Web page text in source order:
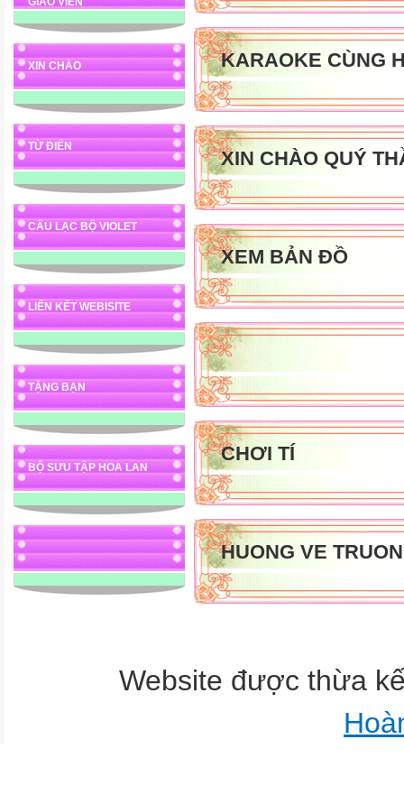
XIN CHÀO
TỪ ĐIỂN
CÂU LẠC BỘ VIOLET
LIÊN KẾT WEBISITE
TẶNG BẠN
BỘ SƯU TẬP HOA LAN
KARAOKE CÙNG
XIN CHÀO QUÝ
XEM BẢN ĐỒ
CHƠI TÍ
HUONG VE
Website được thừa